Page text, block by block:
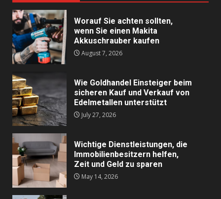
Worauf Sie achten sollten,
wenn Sie einen Makita
Akkuschrauber kaufen
August 7, 2026
Wie Goldhandel Einsteiger beim
sicheren Kauf und Verkauf von
Edelmetallen unterstützt
July 27, 2026
Wichtige Dienstleistungen, die
Immobilienbesitzern helfen,
Zeit und Geld zu sparen
May 14, 2026